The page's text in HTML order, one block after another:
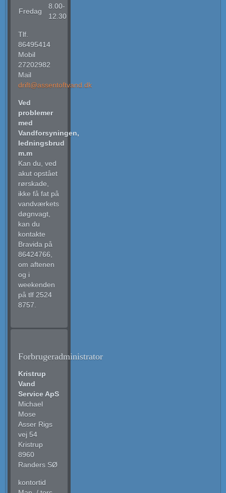
Fredag
8.00-
12.30
Tlf.
86495414
Mobil
27202982
Mail
drift@assentoftvand.dk
Ved
problemer
med
Vandforsyningen,
ledningsbrud
m.m
Kan du, ved
akut opstået
rørskade,
ikke få fat på
vandværkets
døgnvagt,
kan du
kontakte
Bravida på
86424766,
om aftenen
og i
weekenden
på tlf 2524
8757.
Forbrugeradministrator
Kristrup
Vand
Service ApS
Michael
Mose
Asser Rigs
vej 54
Kristrup
8960
Randers SØ
kontortid